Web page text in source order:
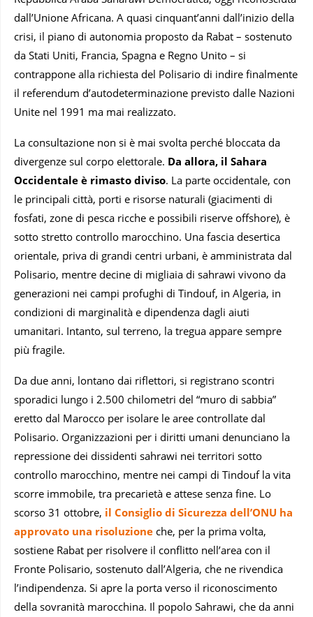
dall’Unione Africana. A quasi cinquant’anni dall’inizio della
crisi, il piano di autonomia proposto da Rabat – sostenuto
da Stati Uniti, Francia, Spagna e Regno Unito – si
contrappone alla richiesta del Polisario di indire finalmente
il referendum d’autodeterminazione previsto dalle Nazioni
Unite nel 1991 ma mai realizzato.
La consultazione non si è mai svolta perché bloccata da
divergenze sul corpo elettorale. Da allora, il Sahara
Occidentale è rimasto diviso. La parte occidentale, con
le principali città, porti e risorse naturali (giacimenti di
fosfati, zone di pesca ricche e possibili riserve offshore), è
sotto stretto controllo marocchino. Una fascia desertica
orientale, priva di grandi centri urbani, è amministrata dal
Polisario, mentre decine di migliaia di sahrawi vivono da
generazioni nei campi profughi di Tindouf, in Algeria, in
condizioni di marginalità e dipendenza dagli aiuti
umanitari. Intanto, sul terreno, la tregua appare sempre
più fragile.
Da due anni, lontano dai riflettori, si registrano scontri
sporadici lungo i 2.500 chilometri del “muro di sabbia”
eretto dal Marocco per isolare le aree controllate dal
Polisario. Organizzazioni per i diritti umani denunciano la
repressione dei dissidenti sahrawi nei territori sotto
controllo marocchino, mentre nei campi di Tindouf la vita
scorre immobile, tra precarietà e attese senza fine. Lo
scorso 31 ottobre, il Consiglio di Sicurezza dell’ONU ha
approvato una risoluzione che, per la prima volta,
sostiene Rabat per risolvere il conflitto nell’area con il
Fronte Polisario, sostenuto dall’Algeria, che ne rivendica
l’indipendenza. Si apre la porta verso il riconoscimento
della sovranità marocchina. Il popolo Sahrawi, che da anni